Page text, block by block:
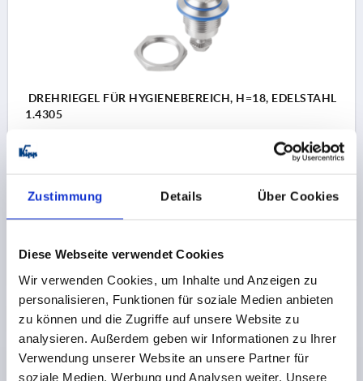
Zustimmung Details Über Cookies
Diese Webseite verwendet Cookies
Wir verwenden Cookies, um Inhalte und Anzeigen zu
personalisieren, Funktionen für soziale Medien anbieten
zu können und die Zugriffe auf unsere Website zu
analysieren. Außerdem geben wir Informationen zu Ihrer
Verwendung unserer Website an unsere Partner für
soziale Medien, Werbung und Analysen weiter. Unsere
DREHRIEGEL FÜR HYGIENEBEREICH, H=18, EDELSTAHL
1.4305
BETÄTIGUNG=ZWEIKANT
SCHLÜSSELWEITE=27
zzgl. Versandkosten
PRODUKTDETAILS
CAD